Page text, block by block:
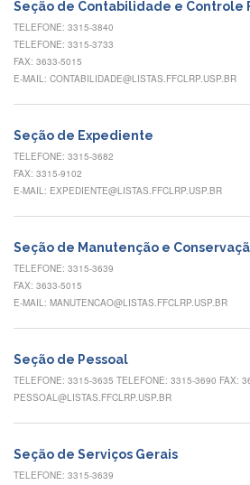
CULTURA
E
EXTENSÃO
e
Projetos
Ciências
Empresas
Cursos
e
Atividades
e
Editais
Seção de Contabilidade e Controle
TELEFONE: 3315-3840
TELEFONE: 3315-3733
FAX: 3633-5015
E-MAIL: CONTABILIDADE@LISTAS.FFCLRP.USP.BR
Seção de Expediente
TELEFONE: 3315-3682
FAX: 3315-9102
E-MAIL: EXPEDIENTE@LISTAS.FFCLRP.USP.BR
Seção de Manutenção e
TELEFONE: 3315-3639
FAX: 3633-5015
E-MAIL: MANUTENCAO@LISTAS.FFCLRP.USP.BR
Seção de Pessoal
TELEFONE: 3315-3635 TELEFONE: 3315-3690 FAX:
PESSOAL@LISTAS.FFCLRP.USP.BR
Seção de Serviços Gerais
TELEFONE: 3315-3639